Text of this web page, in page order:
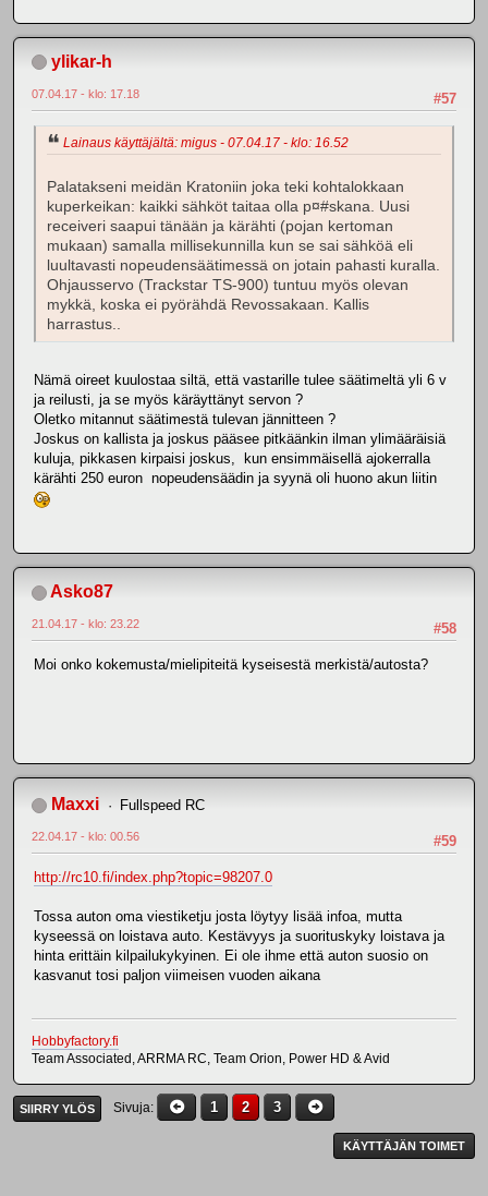
ylikar-h
#57
07.04.17 - klo: 17.18
Lainaus käyttäjältä: migus - 07.04.17 - klo: 16.52
Palatakseni meidän Kratoniin joka teki kohtalokkaan
kuperkeikan: kaikki sähköt taitaa olla p¤#skana. Uusi
receiveri saapui tänään ja kärähti (pojan kertoman
mukaan) samalla millisekunnilla kun se sai sähköä eli
luultavasti nopeudensäätimessä on jotain pahasti kuralla.
Ohjausservo (Trackstar TS-900) tuntuu myös olevan
mykkä, koska ei pyörähdä Revossakaan. Kallis
harrastus..
Nämä oireet kuulostaa siltä, että vastarille tulee säätimeltä yli 6 v
ja reilusti, ja se myös käräyttänyt servon ?
Oletko mitannut säätimestä tulevan jännitteen ?
Joskus on kallista ja joskus pääsee pitkäänkin ilman ylimääräisiä
kuluja, pikkasen kirpaisi joskus, kun ensimmäisellä ajokerralla
kärähti 250 euron nopeudensäädin ja syynä oli huono akun liitin
Asko87
#58
21.04.17 - klo: 23.22
Moi onko kokemusta/mielipiteitä kyseisestä merkistä/autosta?
Maxxi Fullspeed RC
#59
22.04.17 - klo: 00.56
http://rc10.fi/index.php?topic=98207.0
Tossa auton oma viestiketju josta löytyy lisää infoa, mutta
kyseessä on loistava auto. Kestävyys ja suorituskyky loistava ja
hinta erittäin kilpailukykyinen. Ei ole ihme että auton suosio on
kasvanut tosi paljon viimeisen vuoden aikana
Hobbyfactory.fi
Team Associated, ARRMA RC, Team Orion, Power HD & Avid
SIIRRY YLÖS Sivuja 1 2 3
KÄYTTÄJÄN TOIMET